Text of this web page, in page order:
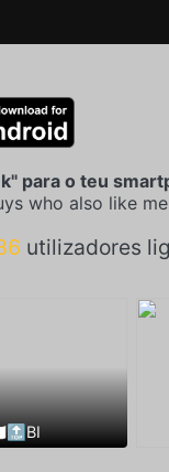
para o teu
who also like
utilizadores